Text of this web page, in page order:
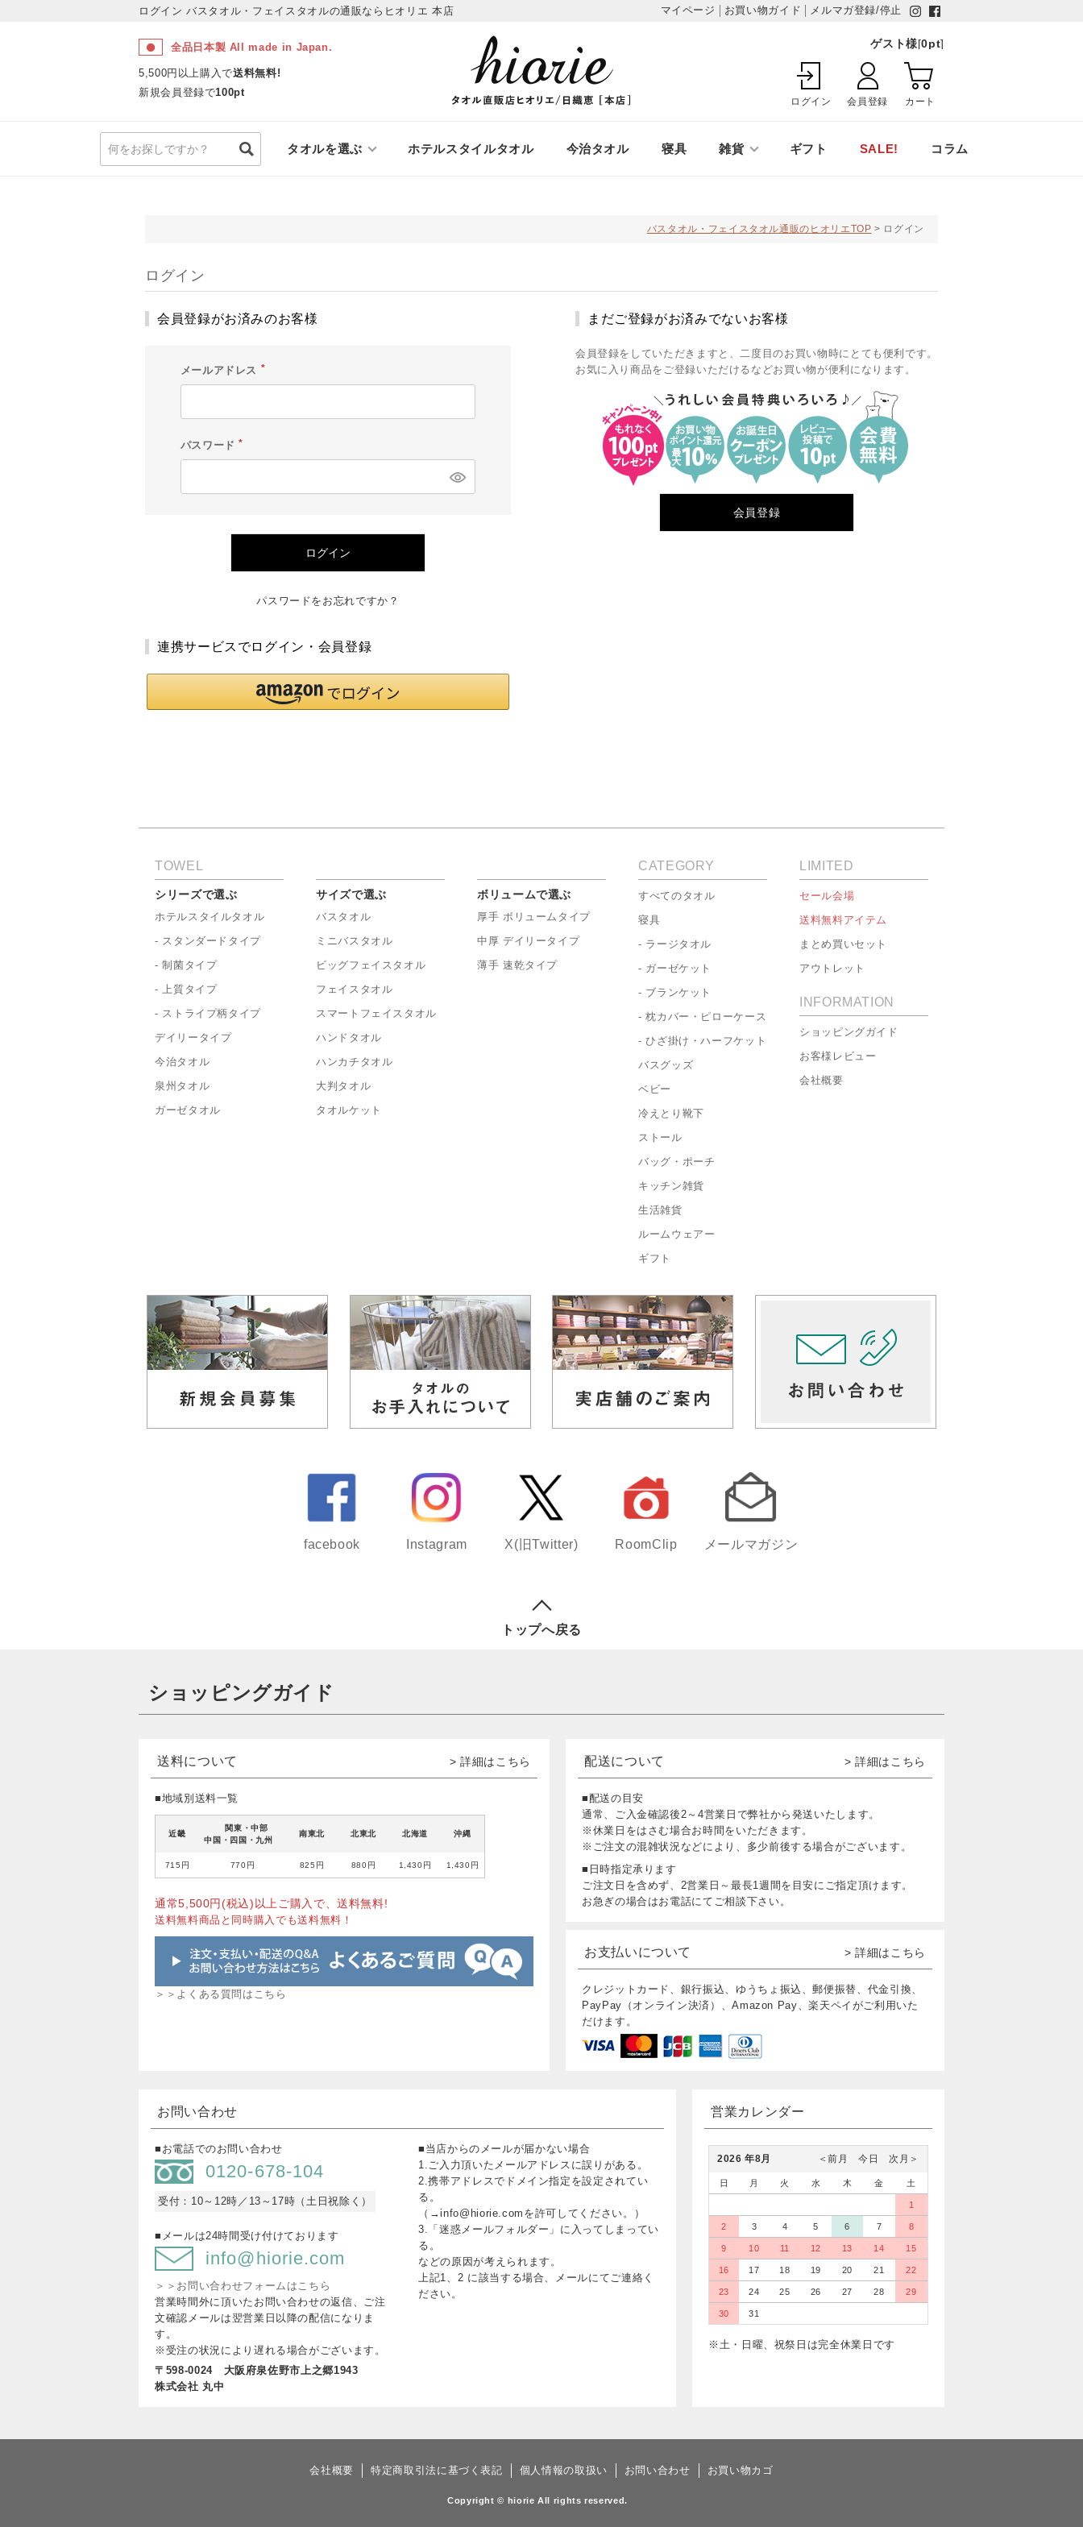
ログインバスタオル・フェイスタオルの通販ならヒオリエ 本店 マイページ お買い物ガイド メルマガ登録/停止
全品日本製 All made in Japan.
5,500円以上購入で送料無料!
新規会員登録で100pt
ゲスト様[0pt]
ログイン 会員登録 カート
タオルを選ぶ ホテルスタイルタオル 今治タオル 寝具 雑貨 ギフト SALE! コラム
バスタオル・フェイスタオル通販のヒオリエTOP ログイン
ログイン
会員登録がお済みのお客様
メールアドレス
パスワード
ログイン
パスワードをお忘れですか？
連携サービスでログイン・会員登録
まだご登録がお済みでないお客様
会員登録をしていただきますと、二度目のお買い物時にとても便利です。
お気に入り商品をご登録いただけるなどお買い物が便利になります。
会員登録
TOWEL
シリーズで選ぶ
ホテルスタイルタオル
- スタンダードタイプ
- 制菌タイプ
- 上質タイプ
- ストライプ柄タイプ
デイリータイプ
今治タオル
泉州タオル
ガーゼタオル
サイズで選ぶ
バスタオル
ミニバスタオル
ビッグフェイスタオル
フェイスタオル
スマートフェイスタオル
ハンドタオル
ハンカチタオル
大判タオル
タオルケット
ボリュームで選ぶ
厚手 ボリュームタイプ
中厚 デイリータイプ
薄手 速乾タイプ
CATEGORY
すべてのタオル
寝具
- ラージタオル
- ガーゼケット
- ブランケット
- 枕カバー・ピローケース
- ひざ掛け・ハーフケット
バスグッズ
ベビー
冷えとり靴下
ストール
バッグ・ポーチ
キッチン雑貨
生活雑貨
ルームウェアー
ギフト
LIMITED
セール会場
送料無料アイテム
まとめ買いセット
アウトレット
INFORMATION
ショッピングガイド
お客様レビュー
会社概要
facebook Instagram X(旧Twitter) RoomClip メールマガジン
トップへ戻る
ショッピングガイド
送料について > 詳細はこちら
■地域別送料一覧
近畿
関東・中部
中国・四国・九州
南東北 北東北 北海道 沖縄
715円 770円 825円 880円 1,430円 1,430円
通常5,500円(税込)以上ご購入で、送料無料!
送料無料商品と同時購入でも送料無料！
＞＞よくある質問はこちら
配送について > 詳細はこちら
■配送の目安
通常、ご入金確認後2～4営業日で弊社から発送いたします。
※休業日をはさむ場合お時間をいただきます。
※ご注文の混雑状況などにより、多少前後する場合がございます。
■日時指定承ります
ご注文日を含めず、2営業日～最長1週間を目安にご指定頂けます。
お急ぎの場合はお電話にてご相談下さい。
お支払いについて > 詳細はこちら
クレジットカード、銀行振込、ゆうちょ振込、郵便振替、代金引換、
PayPay（オンライン決済）、Amazon Pay、楽天ペイがご利用いた
だけます。
お問い合わせ
■お電話でのお問い合わせ
0120-678-104
受付：10～12時／13～17時（土日祝除く）
■メールは24時間受け付けております
info@hiorie.com
＞＞お問い合わせフォームはこちら
営業時間外に頂いたお問い合わせの返信、ご注
文確認メールは翌営業日以降の配信になりま
す。
※受注の状況により遅れる場合がございます。
〒598-0024 大阪府泉佐野市上之郷1943
株式会社 丸中
■当店からのメールが届かない場合
1.ご入力頂いたメールアドレスに誤りがある。
2.携帯アドレスでドメイン指定を設定されてい
る。
（→info@hiorie.comを許可してください。）
3.「迷惑メールフォルダー」に入ってしまってい
る。
などの原因が考えられます。
上記1、2 に該当する場合、メールにてご連絡く
ださい。
営業カレンダー
※土・日曜、祝祭日は完全休業日です
2026 年8月 次月＞
今日
＜前月
日 月 火 水 木 金 土
1
2 3 4 5 6 7 8
9 10 11 12 13 14 15
16 17 18 19 20 21 22
23 24 25 26 27 28 29
30 31
会社概要 特定商取引法に基づく表記 個人情報の取扱い お問い合わせ お買い物カゴ
Copyright © hiorie All rights reserved.